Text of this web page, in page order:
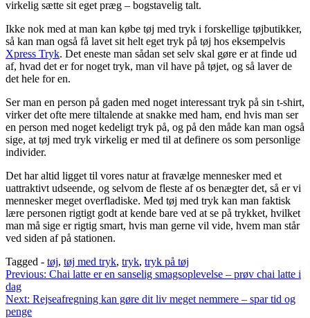
virkelig sætte sit eget præg – bogstavelig talt.
Ikke nok med at man kan købe tøj med tryk i forskellige tøjbutikker,
så kan man også få lavet sit helt eget tryk på tøj hos eksempelvis
Xpress Tryk. Det eneste man sådan set selv skal gøre er at finde ud
af, hvad det er for noget tryk, man vil have på tøjet, og så laver de
det hele for en.
Ser man en person på gaden med noget interessant tryk på sin t-shirt,
virker det ofte mere tiltalende at snakke med ham, end hvis man ser
en person med noget kedeligt tryk på, og på den måde kan man også
sige, at tøj med tryk virkelig er med til at definere os som personlige
individer.
Det har altid ligget til vores natur at fravælge mennesker med et
uattraktivt udseende, og selvom de fleste af os benægter det, så er vi
mennesker meget overfladiske. Med tøj med tryk kan man faktisk
lære personen rigtigt godt at kende bare ved at se på trykket, hvilket
man må sige er rigtig smart, hvis man gerne vil vide, hvem man står
ved siden af på stationen.
Tagged - tøj, tøj med tryk, tryk, tryk på tøj
Indlægsnavigation
Previous: Chai latte er en sanselig smagsoplevelse – prøv chai latte i
dag
Next: Rejseafregning kan gøre dit liv meget nemmere – spar tid og
penge